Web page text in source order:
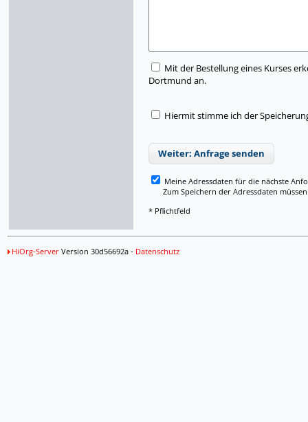
Mit der Bestellung eines Kurses
Dortmund an.
Hiermit stimme ich der
Weiter: Anfrage senden
Meine Adressdaten für die nächste
Zum Speichern der Adressdaten müssen
* Pflichtfeld
HiOrg-ServerVersion 30d56692a - Datenschutz